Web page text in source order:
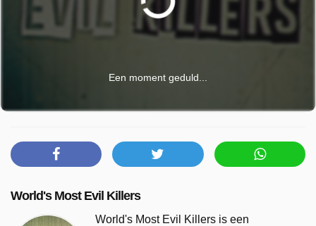
Een moment geduld...
World's Most Evil Killers
World's Most Evil Killers is een